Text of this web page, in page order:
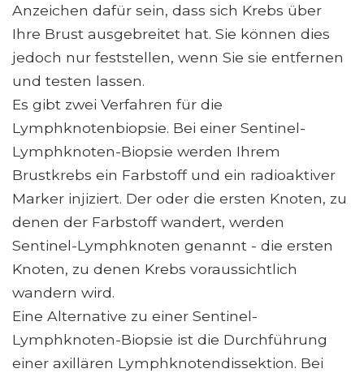
Anzeichen dafür sein, dass sich Krebs über
Ihre Brust ausgebreitet hat. Sie können dies
jedoch nur feststellen, wenn Sie sie entfernen
und testen lassen.
Es gibt zwei Verfahren für die
Lymphknotenbiopsie. Bei einer Sentinel-
Lymphknoten-Biopsie werden Ihrem
Brustkrebs ein Farbstoff und ein radioaktiver
Marker injiziert. Der oder die ersten Knoten, zu
denen der Farbstoff wandert, werden
Sentinel-Lymphknoten genannt - die ersten
Knoten, zu denen Krebs voraussichtlich
wandern wird.
Eine Alternative zu einer Sentinel-
Lymphknoten-Biopsie ist die Durchführung
einer axillären Lymphknotendissektion. Bei